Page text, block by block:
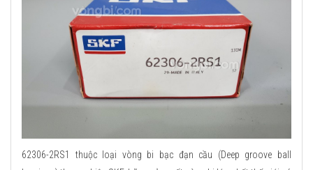
62306-2RS1 thuộc loại vòng bi bạc đạn cầu (Deep groove ball